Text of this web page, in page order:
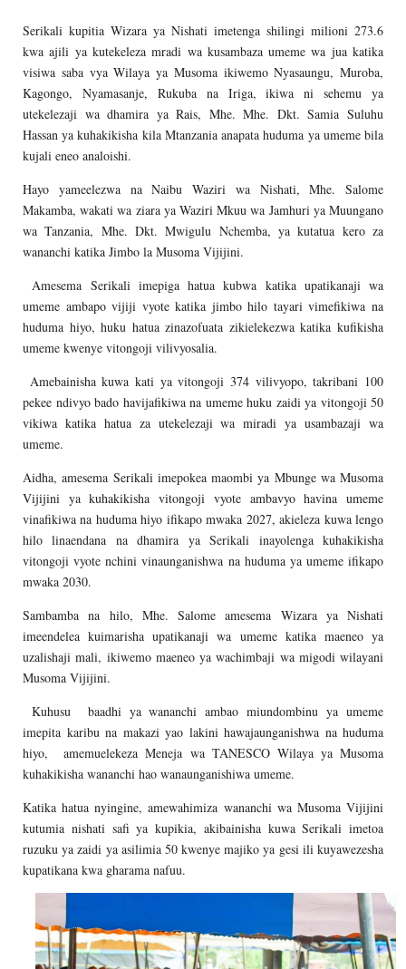
Serikali kupitia Wizara ya Nishati imetenga shilingi milioni 273.6
kwa ajili ya kutekeleza mradi wa kusambaza umeme wa jua katika
visiwa saba vya Wilaya ya Musoma ikiwemo Nyasaungu, Muroba,
Kagongo, Nyamasanje, Rukuba na Iriga, ikiwa ni sehemu ya
utekelezaji wa dhamira ya Rais, Mhe. Mhe. Dkt. Samia Suluhu
Hassan ya kuhakikisha kila Mtanzania anapata huduma ya umeme bila
kujali eneo analoishi.
Hayo yameelezwa na Naibu Waziri wa Nishati, Mhe. Salome
Makamba, wakati wa ziara ya Waziri Mkuu wa Jamhuri ya Muungano
wa Tanzania, Mhe. Dkt. Mwigulu Nchemba, ya kutatua kero za
wananchi katika Jimbo la Musoma Vijijini.
Amesema Serikali imepiga hatua kubwa katika upatikanaji wa
umeme ambapo vijiji vyote katika jimbo hilo tayari vimefikiwa na
huduma hiyo, huku hatua zinazofuata zikielekezwa katika kufikisha
umeme kwenye vitongoji vilivyosalia.
Amebainisha kuwa kati ya vitongoji 374 vilivyopo, takribani 100
pekee ndivyo bado havijafikiwa na umeme huku zaidi ya vitongoji 50
vikiwa katika hatua za utekelezaji wa miradi ya usambazaji wa
umeme.
Aidha, amesema Serikali imepokea maombi ya Mbunge wa Musoma
Vijijini ya kuhakikisha vitongoji vyote ambavyo havina umeme
vinafikiwa na huduma hiyo ifikapo mwaka 2027, akieleza kuwa lengo
hilo linaendana na dhamira ya Serikali inayolenga kuhakikisha
vitongoji vyote nchini vinaunganishwa na huduma ya umeme ifikapo
mwaka 2030.
Sambamba na hilo, Mhe. Salome amesema Wizara ya Nishati
imeendelea kuimarisha upatikanaji wa umeme katika maeneo ya
uzalishaji mali, ikiwemo maeneo ya wachimbaji wa migodi wilayani
Musoma Vijijini.
Kuhusu baadhi ya wananchi ambao miundombinu ya umeme
imepita karibu na makazi yao lakini hawajaunganishwa na huduma
hiyo, amemuelekeza Meneja wa TANESCO Wilaya ya Musoma
kuhakikisha wananchi hao wanaunganishiwa umeme.
Katika hatua nyingine, amewahimiza wananchi wa Musoma Vijijini
kutumia nishati safi ya kupikia, akibainisha kuwa Serikali imetoa
ruzuku ya zaidi ya asilimia 50 kwenye majiko ya gesi ili kuyawezesha
kupatikana kwa gharama nafuu.